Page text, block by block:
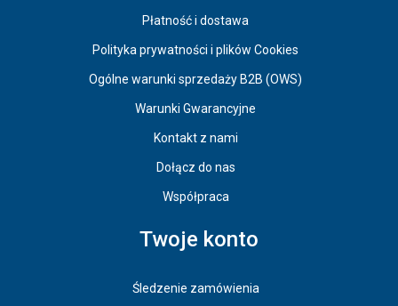
Płatność i dostawa
Polityka prywatności i plików Cookies
Ogólne warunki sprzedaży B2B (OWS)
Warunki Gwarancyjne
Kontakt z nami
Dołącz do nas
Współpraca
Twoje konto
Śledzenie zamówienia